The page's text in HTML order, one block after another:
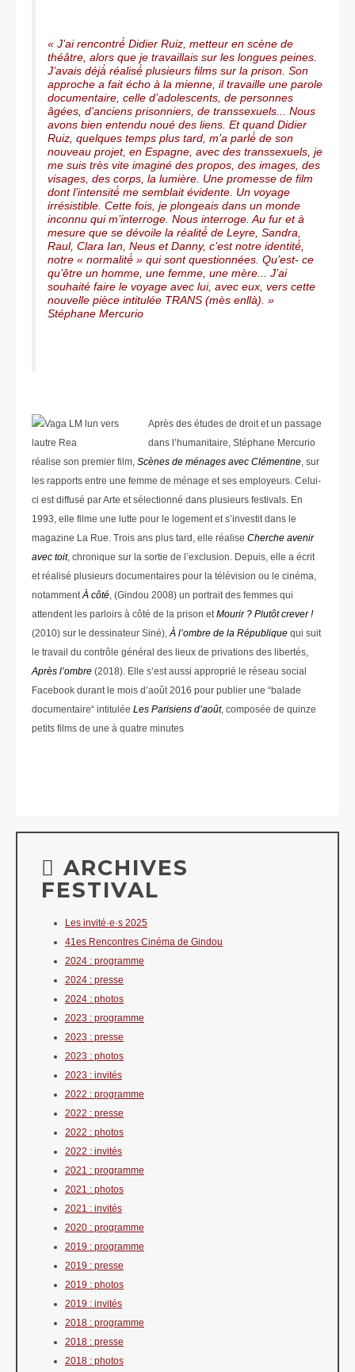
« J’ai rencontré́ Didier Ruiz, metteur en scène de
théâtre, alors que je travaillais sur les longues peines.
J’avais déjà̀ réalisé́ plusieurs films sur la prison. Son
approche a fait écho à la mienne, il travaille une parole
documentaire, celle d’adolescents, de personnes
âgées, d’anciens prisonniers, de transsexuels... Nous
avons bien entendu noué des liens. Et quand Didier
Ruiz, quelques temps plus tard, m’a parlé́ de son
nouveau projet, en Espagne, avec des transsexuels, je
me suis très vite imaginé des propos, des images, des
visages, des corps, la lumière. Une promesse de film
dont l’intensité́ me semblait évidente. Un voyage
irrésistible. Cette fois, je plongeais dans un monde
inconnu qui m’interroge. Nous interroge. Au fur et à
mesure que se dévoile la réalité́ de Leyre, Sandra,
Raul, Clara Ian, Neus et Danny, c’est notre identité́,
notre « normalité́ » qui sont questionnées. Qu’est- ce
qu’être un homme, une femme, une mère... J’ai
souhaité faire le voyage avec lui, avec eux, vers cette
nouvelle pièce intitulée TRANS (mès enllà). »
Stéphane Mercurio
Après des études de droit et un passage
dans l’humanitaire, Stéphane Mercurio
réalise son premier film, Scènes de ménages avec Clémentine, sur
les rapports entre une femme de ménage et ses employeurs. Celui-
ci est diffusé par Arte et sélectionné dans plusieurs festivals. En
1993, elle filme une lutte pour le logement et s’investit dans le
magazine La Rue. Trois ans plus tard, elle réalise Cherche avenir
avec toit, chronique sur la sortie de l’exclusion. Depuis, elle a écrit
et réalisé plusieurs documentaires pour la télévision ou le cinéma,
notammentÀ côté, (Gindou 2008) un portrait des femmes qui
attendent les parloirs à côté de la prison etMourir ? Plutôt crever !
(2010) sur le dessinateur Siné),À l’ombre de la République qui suit
le travail du contrôle général des lieux de privations des libertés,
Après l’ombre (2018). Elle s’est aussi approprié le réseau social
Facebook durant le mois d’août 2016 pour publier une “balade
documentaire“ intitulée Les Parisiens d’août, composée de quinze
petits films de une à quatre minutes
ARCHIVES
FESTIVAL
Les invité·e·s 2025
41es Rencontres Cinéma de Gindou
2024 : programme
2024 : presse
2024 : photos
2023 : programme
2023 : presse
2023 : photos
2023 : invités
2022 : programme
2022 : presse
2022 : photos
2022 : invités
2021 : programme
2021 : photos
2021 : invités
2020 : programme
2019 : programme
2019 : presse
2019 : photos
2019 : invités
2018 : programme
2018 : presse
2018 : photos